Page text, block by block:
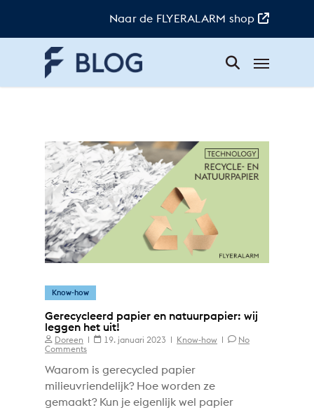
Naar de FLYERALARM shop
Nachhaltigkeit
Know-how
Gerecycleerd papier en natuurpapier: wij
leggen het uit!
Doreen 19. januari 2023 Know-how
No
Comments
Waarom is gerecycled papier
milieuvriendelijk? Hoe worden ze
gemaakt? Kun je eigenlijk wel papier